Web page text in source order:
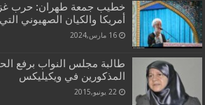
خطيب جمعة طهران: حرب
أمريكا والكيان الصهيوني
16 مارس,2024
طالبة مجلس النواب برفع
المذكورين في ويكيليكس
22 يونيو,2015